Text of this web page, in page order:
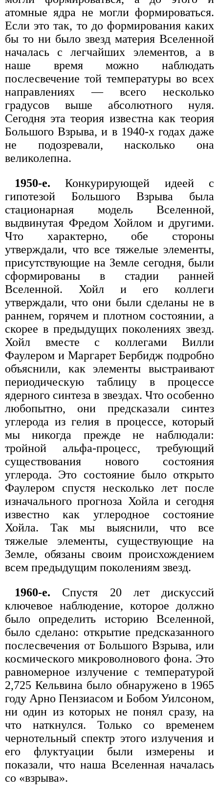
атомные ядра не могли формироваться.
Если это так, то до формирования каких
бы то ни было звезд материя Вселенной
началась с легчайших элементов, а в
наше время можно наблюдать
послесвечение той температуры во всех
направлениях — всего несколько
градусов выше абсолютного нуля.
Сегодня эта теория известна как теория
Большого Взрыва, и в 1940-х годах даже
не подозревали, насколько она
великолепна.
1950-е. Конкурирующей идеей с
гипотезой Большого Взрыва была
стационарная модель Вселенной,
выдвинутая Фредом Хойлом и другими.
Что характерно, обе стороны
утверждали, что все тяжелые элементы,
присутствующие на Земле сегодня, были
сформированы в стадии ранней
Вселенной. Хойл и его коллеги
утверждали, что они были сделаны не в
раннем, горячем и плотном состоянии, а
скорее в предыдущих поколениях звезд.
Хойл вместе с коллегами Вилли
Фаулером и Маргарет Бербидж подробно
объяснили, как элементы выстраивают
периодическую таблицу в процессе
ядерного синтеза в звездах. Что особенно
любопытно, они предсказали синтез
углерода из гелия в процессе, который
мы никогда прежде не наблюдали:
тройной альфа-процесс, требующий
существования нового состояния
углерода. Это состояние было открыто
Фаулером спустя несколько лет после
изначального прогноза Хойла и сегодня
известно как углеродное состояние
Хойла. Так мы выяснили, что все
тяжелые элементы, существующие на
Земле, обязаны своим происхождением
всем предыдущим поколениям звезд.
1960-е. Спустя 20 лет дискуссий
ключевое наблюдение, которое должно
было определить историю Вселенной,
было сделано: открытие предсказанного
послесвечения от Большого Взрыва, или
космического микроволнового фона. Это
равномерное излучение с температурой
2,725 Кельвина было обнаружено в 1965
году Арно Пензиасом и Бобом Уилсоном,
ни один из которых не понял сразу, на
что наткнулся. Только со временем
чернотельный спектр этого излучения и
его флуктуации были измерены и
показали, что наша Вселенная началась
со «взрыва».